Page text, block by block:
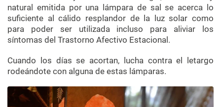
natural emitida por una lámpara de sal se acerca lo
suficiente al cálido resplandor de la luz solar como
para poder ser utilizada incluso para aliviar los
síntomas del Trastorno Afectivo Estacional.
Cuando los días se acortan, lucha contra el letargo
rodeándote con alguna de estas lámparas.